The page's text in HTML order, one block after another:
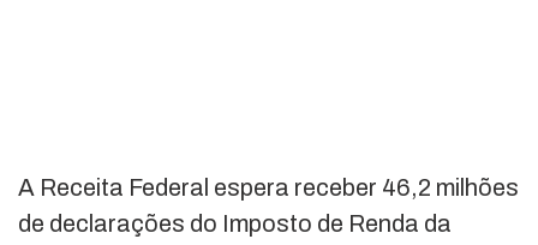
A Receita Federal espera receber 46,2 milhões
de declarações do Imposto de Renda da